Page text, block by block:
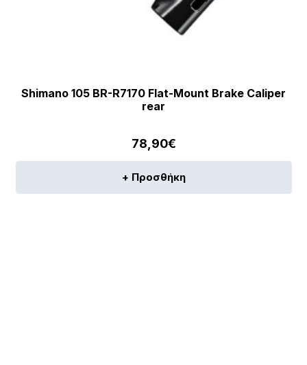
Shimano 105 BR-R7170 Flat-Mount Brake Caliper
rear
78,90€
+ Προσθήκη